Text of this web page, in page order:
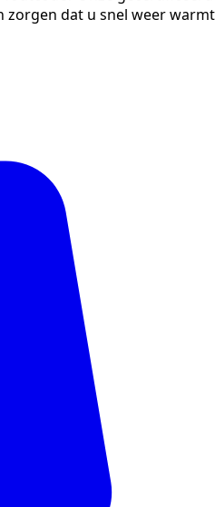
dat u snel weer